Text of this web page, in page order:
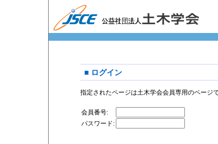
■ ログイン
指定されたページは土木学会会員専用のページ
会員番号:
パスワード: